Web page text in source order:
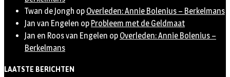
Twan de Jongh op Overleden: Annie Bolenius – Berkelmans
Jan van Engelen op Probleem met de Geldmaat
Jan en Roos van Engelen op Overleden: Annie Bolenius –
Berkelmans
LAATSTE BERICHTEN